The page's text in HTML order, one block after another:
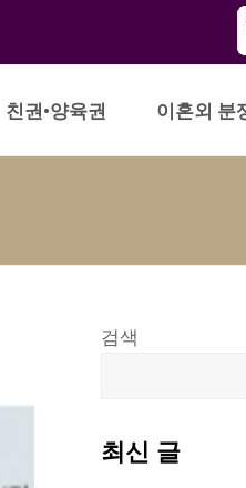
친권•양육권 이혼외 분
검색
최신 글